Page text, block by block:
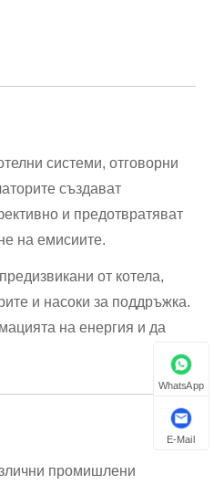
системи, отговорни
създават
и предотвратяват
на емисиите.
от котела,
и насоки за поддръжка.
на енергия и да
промишлени
WhatsApp
E-Mail